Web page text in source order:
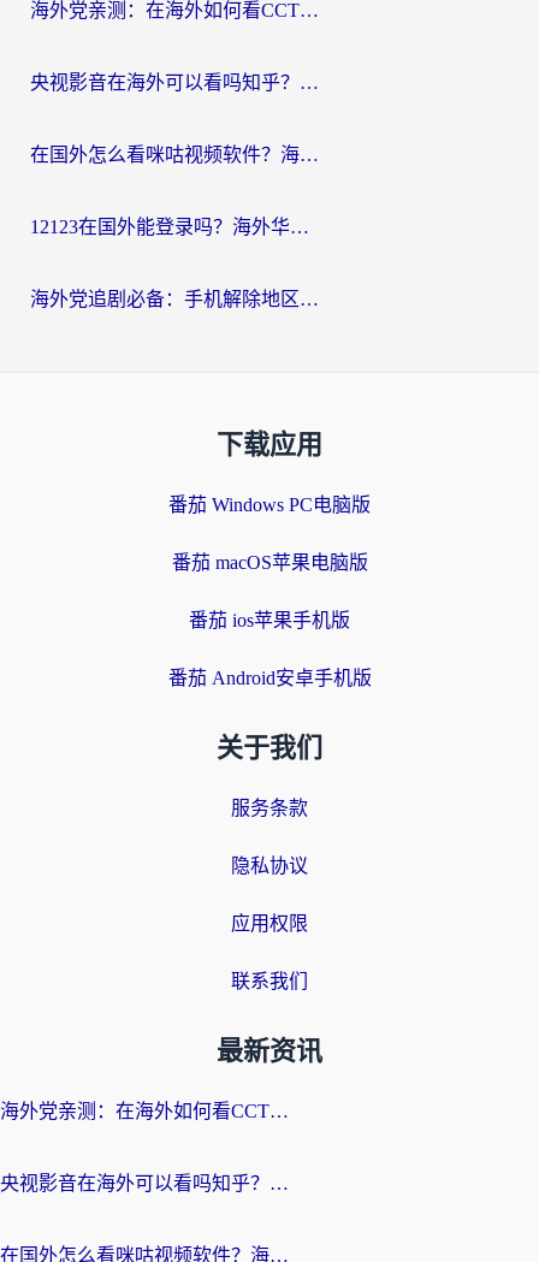
海外党亲测：在海外如何看CCTV？告别“仅限大陆播放”的实用指南
央视影音在海外可以看吗知乎？留学生亲测：3步解决地域限制+追剧自由
在国外怎么看咪咕视频软件？海外党亲测有效的回国加速方案
12123在国外能登录吗？海外华人必看的回国加速实用指南
海外党追剧必备：手机解除地区限制app怎么选？解决央视视频&国内剧地区限制全指南
下载应用
番茄 Windows PC电脑版
番茄 macOS苹果电脑版
番茄 ios苹果手机版
番茄 Android安卓手机版
关于我们
服务条款
隐私协议
应用权限
联系我们
最新资讯
海外党亲测：在海外如何看CCTV？告别“仅限大陆播放”的实用指南
央视影音在海外可以看吗知乎？留学生亲测：3步解决地域限制+追剧自由
在国外怎么看咪咕视频软件？海外党亲测有效的回国加速方案